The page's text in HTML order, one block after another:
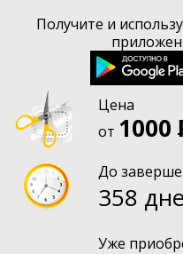
Получите и
Цена
от 1000
До
358
Уже